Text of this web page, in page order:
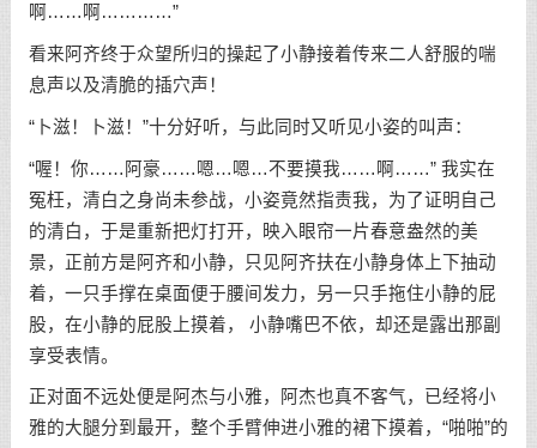
啊……啊…………”
看来阿齐终于众望所归的操起了小静接着传来二人舒服的喘
息声以及清脆的插穴声！
“卜滋！卜滋！”十分好听，与此同时又听见小姿的叫声：
“喔！你……阿豪……嗯…嗯…不要摸我……啊……” 我实在
冤枉，清白之身尚未参战，小姿竟然指责我，为了证明自己
的清白，于是重新把灯打开，映入眼帘一片春意盎然的美
景，正前方是阿齐和小静，只见阿齐扶在小静身体上下抽动
着，一只手撑在桌面便于腰间发力，另一只手拖住小静的屁
股，在小静的屁股上摸着， 小静嘴巴不依，却还是露出那副
享受表情。
正对面不远处便是阿杰与小雅，阿杰也真不客气，已经将小
雅的大腿分到最开，整个手臂伸进小雅的裙下摸着，“啪啪”的